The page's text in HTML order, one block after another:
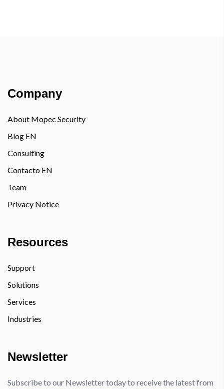
Company
About Mopec Security
Blog EN
Consulting
Contacto EN
Team
Privacy Notice
Resources
Support
Solutions
Services
Industries
Newsletter
Subscribe to our Newsletter today to receive the latest from